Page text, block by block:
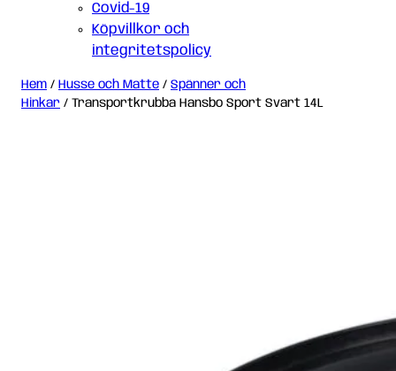
Covid-19
Köpvillkor och
integritetspolicy
Hem / Husse och Matte / Spänner och
Hinkar / Transportkrubba Hansbo Sport Svart 14L